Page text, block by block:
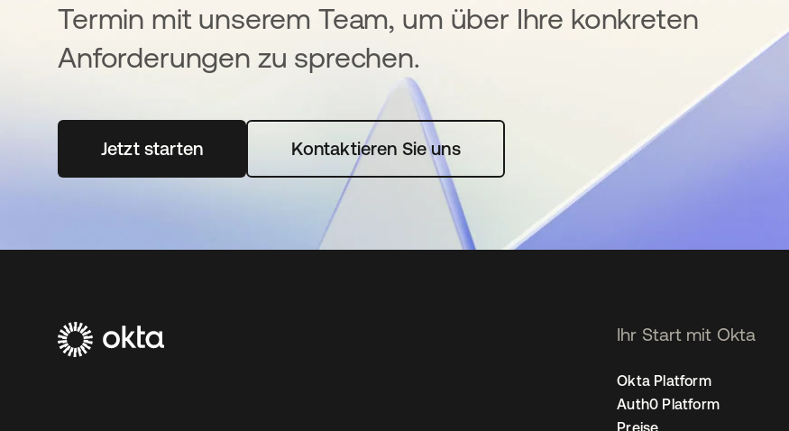
Termin mit unserem Team, um über Ihre konkreten
Anforderungen zu sprechen.
Jetzt startenwird in einer neuen Registerkarte geöffnet
Kontaktieren Sie uns
Ihr Start mit Okta
Okta Platform
Auth0 Platform
Preise